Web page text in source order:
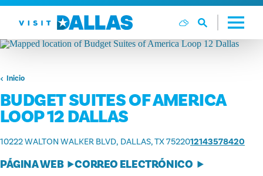
Ir al contenido
Inicio
BUDGET SUITES OF AMERICA
LOOP 12 DALLAS
10222 WALTON WALKER BLVD DALLAS, TX 7522012143578420
PÁGINA WEB CORREO ELECTRÓNICO